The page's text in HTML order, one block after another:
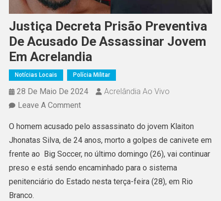
Justiça Decreta Prisão Preventiva
De Acusado De Assassinar Jovem
Em Acrelandia
Notícias Locais Polícia Militar
28 De Maio De 2024
Acrelândia Ao Vivo
Leave A CommentOn
Decreta
Prisão
Preventiva
De
Acusado
O homem acusado pelo assassinato do jovem Klaiton
Jhonatas Silva, de 24 anos, morto a golpes de canivete em
frente ao Big Soccer, no último domingo (26), vai continuar
preso e está sendo encaminhado para o sistema
penitenciário do Estado nesta terça-feira (28), em Rio
Branco.